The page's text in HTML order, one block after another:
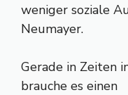
weniger soziale
Neumayer.
Gerade in Zeiten
brauche es einen